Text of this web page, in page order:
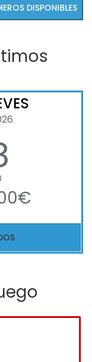
LOS NÚMEROS DISPONIBLES